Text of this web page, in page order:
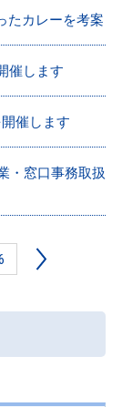
たカレーを考案
催します
催します
・窓口事務取扱